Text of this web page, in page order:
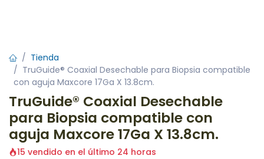
Tienda
TruGuide® Coaxial Desechable para Biopsia compatible
con aguja Maxcore 17Ga X 13.8cm.
TruGuide® Coaxial Desechable
para Biopsia compatible con
aguja Maxcore 17Ga X 13.8cm.
15 vendido en el último 24 horas